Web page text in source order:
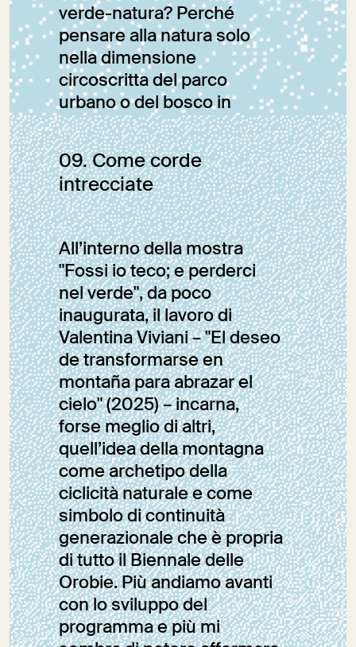
verde-natura? Perché
pensare alla natura solo
nella dimensione
circoscritta del parco
urbano o del bosco in
montagna?
Sara Fumagalli
Editoriale
09. Come corde
intrecciate
All’interno della mostra
"Fossi io teco; e perderci
nel verde", da poco
inaugurata, il lavoro di
Valentina Viviani – "El deseo
de transformarse en
montaña para abrazar el
cielo" (2025) – incarna,
forse meglio di altri,
quell’idea della montagna
come archetipo della
ciclicità naturale e come
simbolo di continuità
generazionale che è propria
di tutto il Biennale delle
Orobie. Più andiamo avanti
con lo sviluppo del
programma e più mi